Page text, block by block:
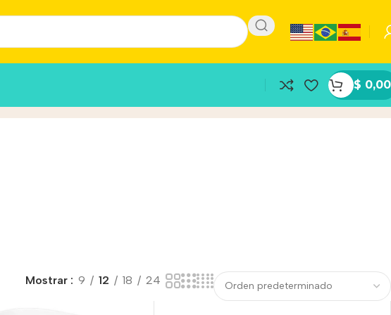
$ 0,00
Mostrar 9 12 18 24